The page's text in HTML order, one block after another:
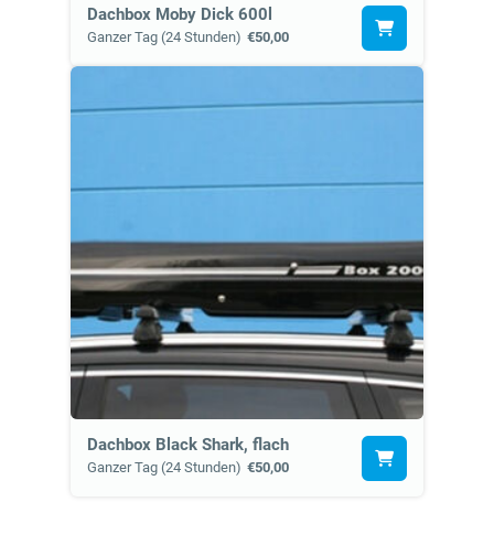
Dachbox Moby Dick 600l
Ganzer Tag (24 Stunden) €50,00
Dachbox Black Shark, flach
Ganzer Tag (24 Stunden) €50,00